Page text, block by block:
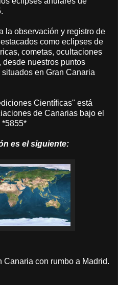
la observación y registro de
como eclipses de
cometas, ocultaciones
desde nuestros puntos
en Gran Canaria
Científicas" está
de Canarias bajo el
*5855*
es el siguiente:
con rumbo a Madrid.